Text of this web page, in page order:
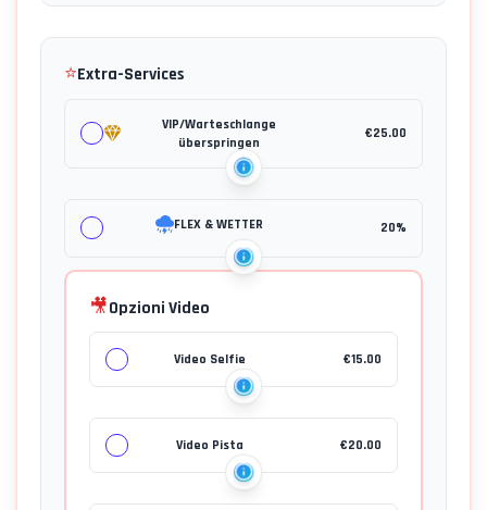
⭐Extra-Services
VIP/Warteschlange
überspringen
€25.00
FLEX & WETTER 20%
🎥Opzioni Video
Video Selfie €15.00
Video Pista €20.00